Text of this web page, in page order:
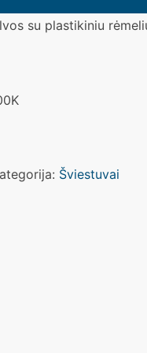
su plastikiniu
Šviestuvai